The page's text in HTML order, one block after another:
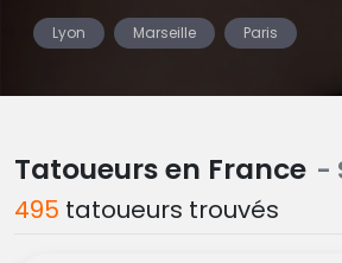
Lyon Marseille Paris
Tatoueurs en France -
495 tatoueurs trouvés